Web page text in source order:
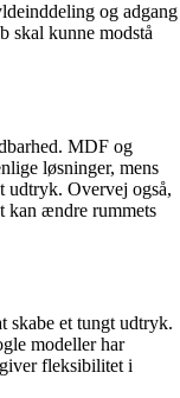
og adgang
skal kunne modstå
MDF og
løsninger, mens
udtryk. Overvej også,
kan ændre rummets
skabe et tungt udtryk.
modeller har
fleksibilitet i